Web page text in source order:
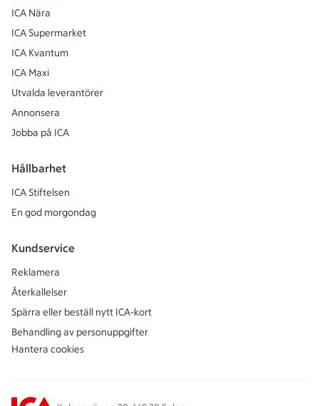
ICA Nära
ICA Supermarket
ICA Kvantum
ICA Maxi
Utvalda leverantörer
Annonsera
Jobba på ICA
Hållbarhet
ICA Stiftelsen
En god morgondag
Kundservice
Reklamera
Återkallelser
Spärra eller beställ nytt ICA-kort
Behandling av personuppgifter
Hantera cookies